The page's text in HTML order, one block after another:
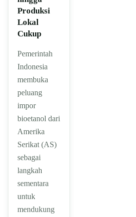
Produksi
Lokal
Cukup
Pemerintah
Indonesia
membuka
peluang
impor
bioetanol dari
Amerika
Serikat (AS)
sebagai
langkah
sementara
untuk
mendukung